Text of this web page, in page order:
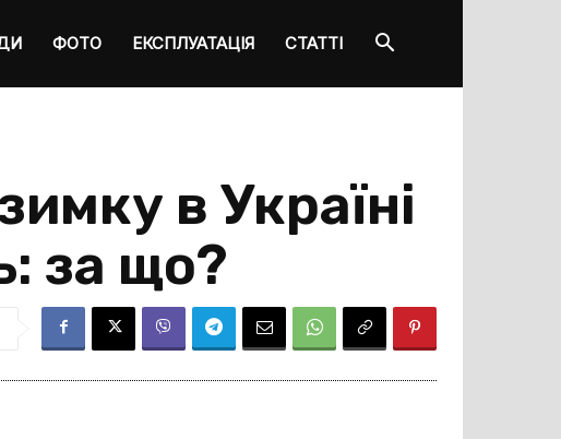
ФОТО ЕКСПЛУАТАЦІЯ СТАТТІ
в Україні
за що?